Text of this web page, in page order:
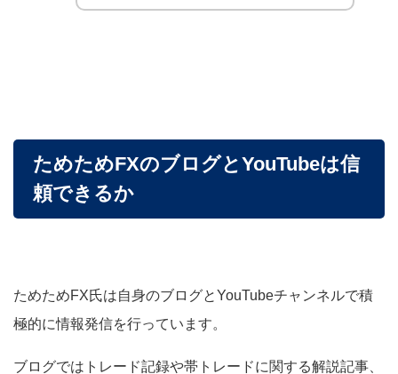
ためためFXのブログとYouTubeは信
頼できるか
ためためFX氏は自身のブログとYouTubeチャンネルで積
極的に情報発信を行っています。
ブログではトレード記録や帯トレードに関する解説記事、